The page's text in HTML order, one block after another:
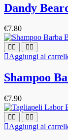
Dandy
€7.80
Aggiungi al
Shampoo
€7.90
Aggiungi al